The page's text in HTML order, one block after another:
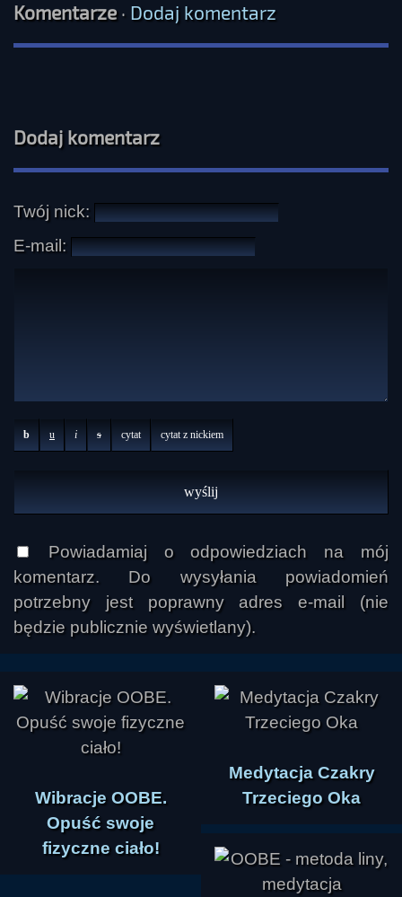
Komentarze· Dodaj komentarz
Dodaj komentarz
Twój nick:
E-mail:
b u i s cytat cytat z nickiem
Powiadamiaj o odpowiedziach na mój
komentarz. Do wysyłania powiadomień
potrzebny jest poprawny adres e-mail (nie
będzie publicznie wyświetlany).
Wibracje OOBE.
Opuść swoje
fizyczne ciało!
Medytacja Czakry
Trzeciego Oka